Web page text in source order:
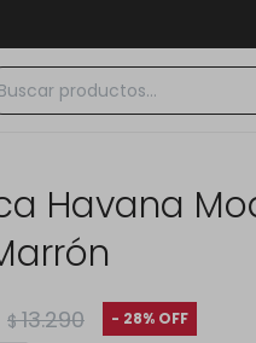
Havana
$ 13.290 28